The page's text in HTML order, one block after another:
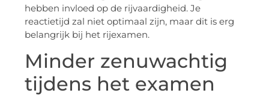
hebben invloed op de rijvaardigheid. Je
reactietijd zal niet optimaal zijn, maar dit is erg
belangrijk bij het rijexamen.
Minder zenuwachtig
tijdens het examen